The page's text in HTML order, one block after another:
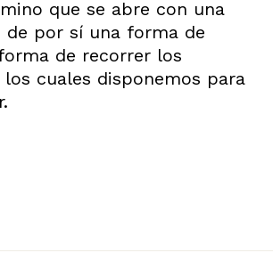
que se abre con una
de por sí una forma de
de recorrer los
cuales disponemos para